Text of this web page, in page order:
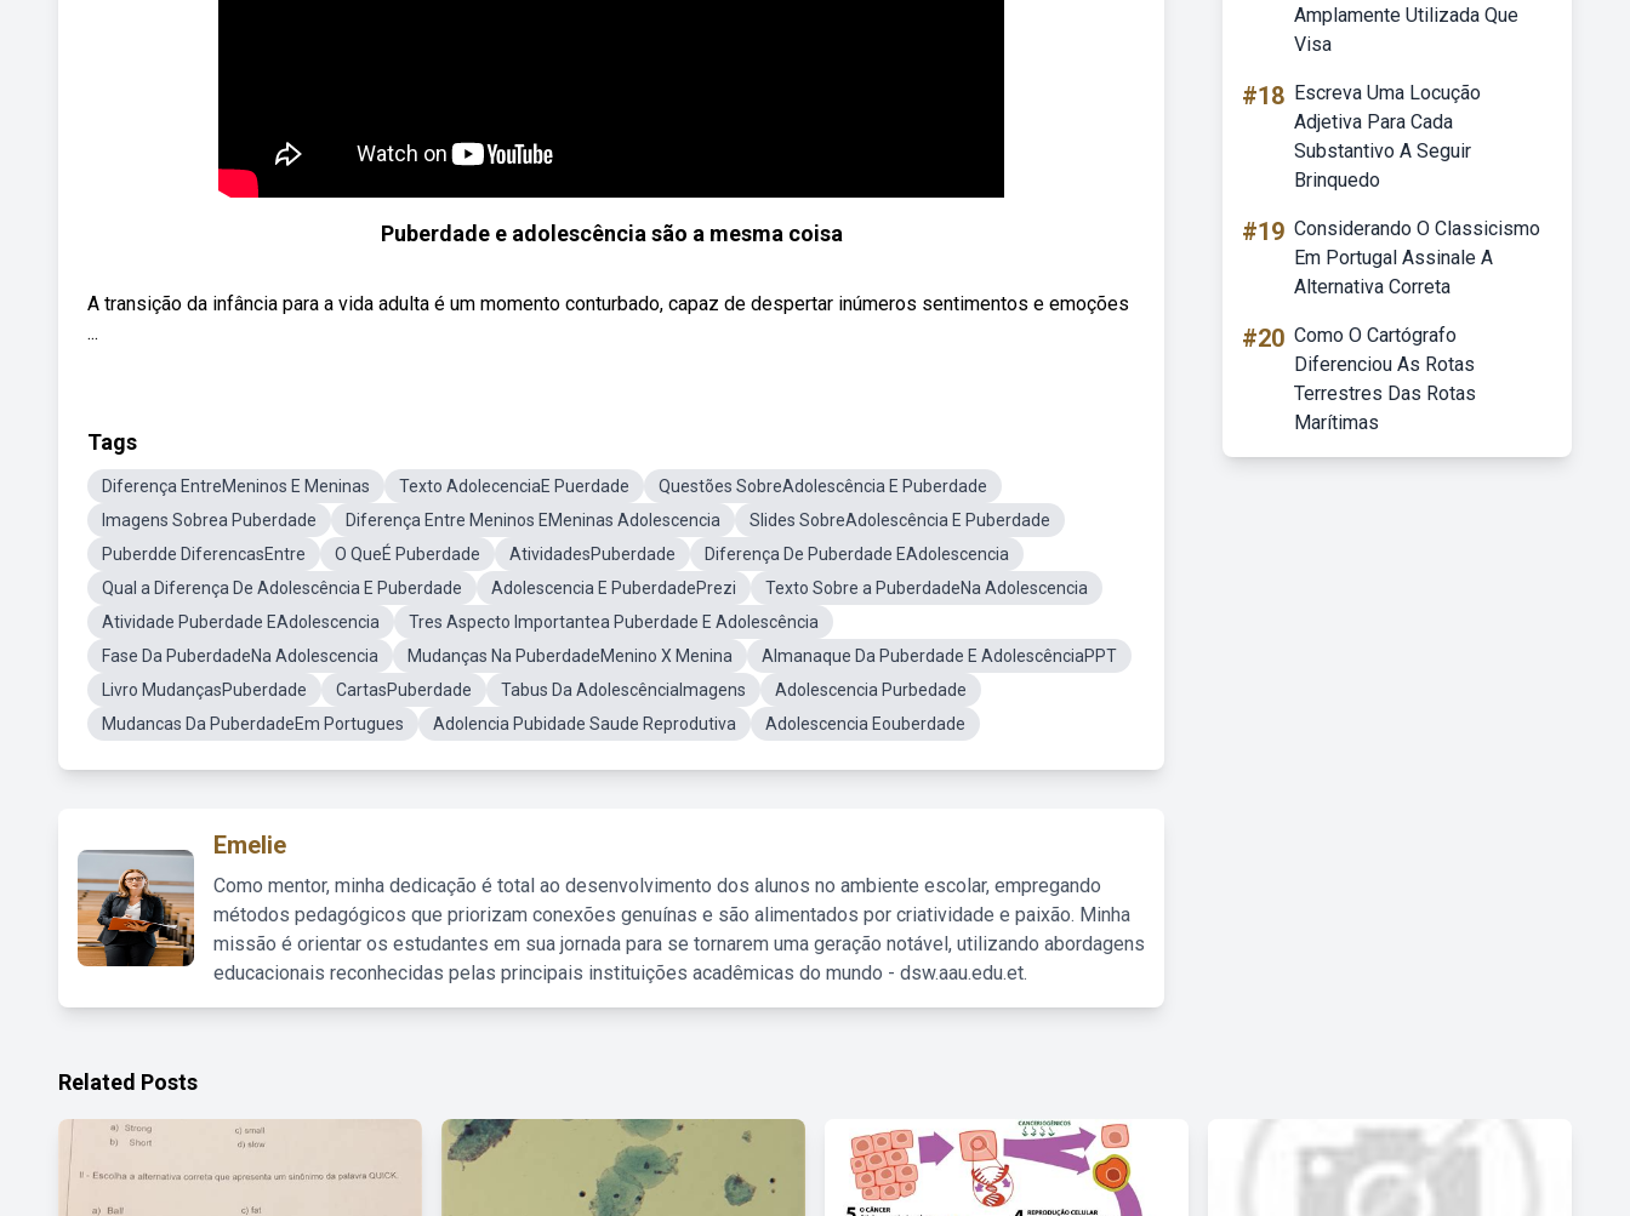
Puberdade e adolescência são a mesma coisa
A transição da infância para a vida adulta é um momento conturbado, capaz de despertar inúmeros sentimentos e emoções
...
Tags
Diferença EntreMeninos E Meninas Texto AdolecenciaE Puerdade
Questões SobreAdolescência E Puberdade
Imagens Sobrea Puberdade
Diferença Entre Meninos EMeninas Adolescencia
Slides SobreAdolescência E Puberdade
Puberdde DiferencasEntre
O QueÉ Puberdade AtividadesPuberdade
Diferença De Puberdade EAdolescencia
Qual a Diferença De Adolescência E Puberdade
Adolescencia E PuberdadePrezi
Texto Sobre a PuberdadeNa Adolescencia
Atividade Puberdade EAdolescencia
Tres Aspecto Importantea Puberdade E Adolescência
Fase Da PuberdadeNa Adolescencia
Mudanças Na PuberdadeMenino X Menina
Almanaque Da Puberdade E AdolescênciaPPT
Livro MudançasPuberdade
CartasPuberdade Tabus Da AdolescênciaImagens
Adolescencia Purbedade
Mudancas Da PuberdadeEm Portugues
Adolencia Pubidade Saude Reprodutiva Adolescencia Eouberdade
Emelie
Como mentor, minha dedicação é total ao desenvolvimento dos alunos no ambiente escolar, empregando
métodos pedagógicos que priorizam conexões genuínas e são alimentados por criatividade e paixão. Minha
missão é orientar os estudantes em sua jornada para se tornarem uma geração notável, utilizando abordagens
educacionais reconhecidas pelas principais instituições acadêmicas do mundo - dsw.aau.edu.et.
Amplamente Utilizada Que
Visa
#18 Escreva Uma Locução
Adjetiva Para Cada
Substantivo A Seguir
Brinquedo
#19 Considerando O Classicismo
Em Portugal Assinale A
Alternativa Correta
#20 Como O Cartógrafo
Diferenciou As Rotas
Terrestres Das Rotas
Marítimas
Related Posts